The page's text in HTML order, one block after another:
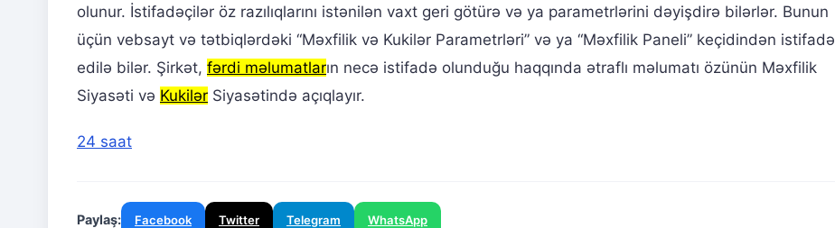
olunur. İstifadəçilər öz razılıqlarını istənilən vaxt geri götürə və ya parametrlərini dəyişdirə bilərlər. Bunun
üçün vebsayt və tətbiqlərdəki “Məxfilik və Kukilər Parametrləri” və ya “Məxfilik Paneli” keçidindən istifadə
edilə bilər. Şirkət, fərdi məlumatların necə istifadə olunduğu haqqında ətraflı məlumatı özünün Məxfilik
Siyasəti və Kukilər Siyasətində açıqlayır.
24 saat
Paylaş: Facebook Twitter Telegram WhatsApp